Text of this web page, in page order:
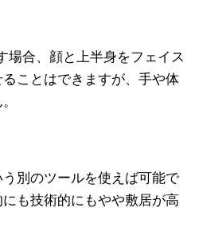
場合、顔と上半身をフェイス
ことはできますが、手や体
別のツールを使えば可能で
も技術的にもやや敷居が高